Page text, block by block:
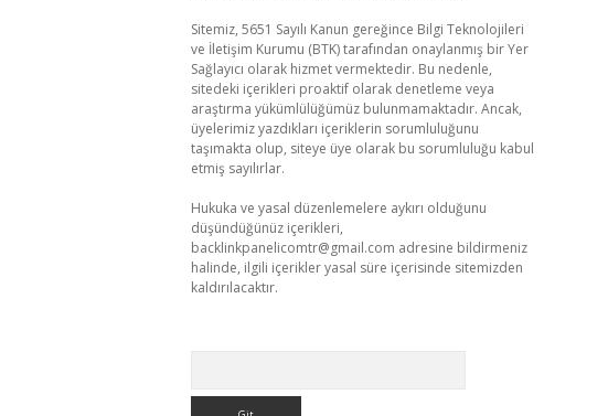
Sitemiz, 5651 Sayılı Kanun gereğince Bilgi Teknolojileri
ve İletişim Kurumu (BTK) tarafından onaylanmış bir Yer
Sağlayıcı olarak hizmet vermektedir. Bu nedenle,
sitedeki içerikleri proaktif olarak denetleme veya
araştırma yükümlülüğümüz bulunmamaktadır. Ancak,
üyelerimiz yazdıkları içeriklerin sorumluluğunu
taşımakta olup, siteye üye olarak bu sorumluluğu kabul
etmiş sayılırlar.
Hukuka ve yasal düzenlemelere aykırı olduğunu
düşündüğünüz içerikleri,
backlinkpanelicomtr@gmail.com adresine bildirmeniz
halinde, ilgili içerikler yasal süre içerisinde sitemizden
kaldırılacaktır.